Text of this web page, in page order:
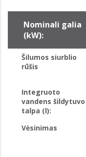
Nominali galia
(kW):
Šilumos siurblio
rūšis
Integruoto
vandens šildytuvo
talpa (l):
Vėsinimas